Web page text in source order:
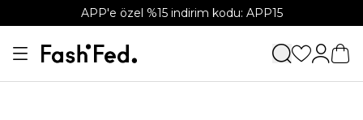
APP'e özel %15 indirim kodu: APP15